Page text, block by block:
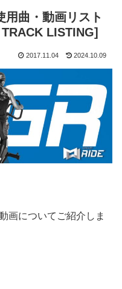
用曲・動画リスト
LISTING]
2017.11.04 2024.10.09
画についてご紹介しま